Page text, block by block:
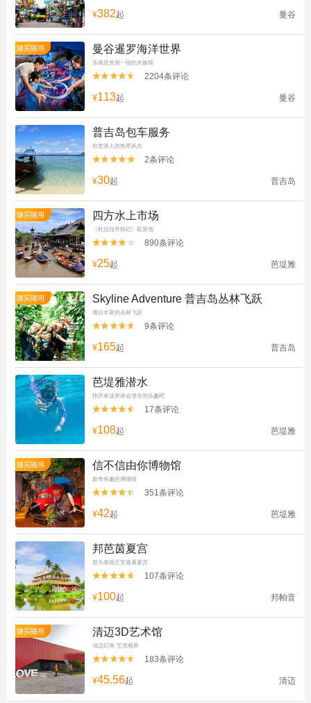
¥382起 曼谷
随买随用 曼谷暹罗海洋世界
东南亚首屈一指的水族馆

 2204条评论
¥113起 曼谷
普吉岛包车服务
欣赏迷人的热带风光

 2条评论
¥30起 普吉岛
随买随用 四方水上市场
《杜拉拉升职记》取景地

 890条评论
¥25起 芭堤雅
随买随用 Skyline Adventure 普吉岛丛林飞跃
项目丰富的丛林飞跃

 9条评论
¥165起 普吉岛
芭堤雅潜水
快开来这里体会潜水的乐趣吧

 17条评论
¥108起 芭堤雅
随买随用 信不信由你博物馆
新奇有趣的博物馆

 351条评论
¥42起 芭堤雅
邦芭茵夏宫
曾为泰国王室避暑夏宫

 107条评论
¥100起 邦帕音
随买随用 清迈3D艺术馆
清迈幻画·艺境视界

 183条评论
¥45.56起 清迈